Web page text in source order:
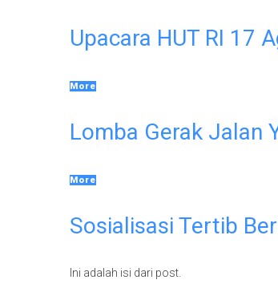
Upacara HUT RI 17
More
Lomba Gerak Jalan
More
Sosialisasi Tertib
Ini adalah isi dari post.